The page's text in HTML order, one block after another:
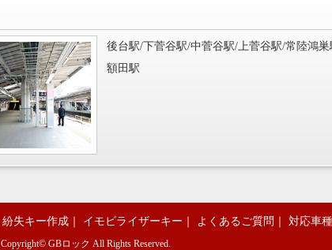
後台駅/下菅谷駅/中菅谷駅/上菅谷駅/常陸鴻
額田駅
紛失キー作成 イモビライザーキー よくあるご質問 対応車種
Copyright© GBロック All Rights Reserved.